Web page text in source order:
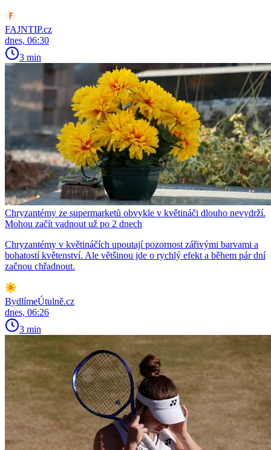
FAJNTIP.cz
dnes, 06:30
3 min
Chryzantémy ze supermarketů obvykle v květináči dlouho nevydrží.
Mohou začít vadnout už po 2 dnech
Chryzantémy v květináčích upoutají pozornost zářivými barvami a
bohatostí květenství. Ale většinou jde o rychlý efekt a během pár dní
začnou chřadnout.
BydlímeÚtulně.cz
dnes, 06:26
3 min